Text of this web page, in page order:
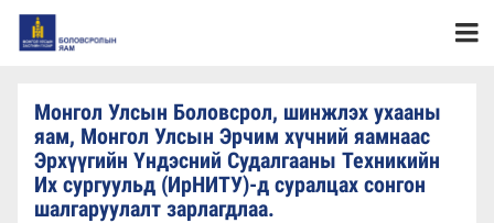
Монгол Улсын Боловсрол, шинжлэх ухааны
яам, Монгол Улсын Эрчим хүчний яамнаас
Эрхүүгийн Үндэсний Судалгааны Техникийн
Их сургуульд (ИрНИТУ)-д суралцах сонгон
шалгаруулалт зарлагдлаа.